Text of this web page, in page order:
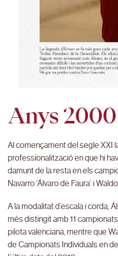
Anys 2000
Al començament del segle XXI
professionalització en que hi
damunt de la resta en els
Navarro ‘Álvaro de Faura’ i Waldo
A la modalitat d’escala i corda,
més distingit amb 11
pilota valenciana, mentre que
de Campionats Individuals en